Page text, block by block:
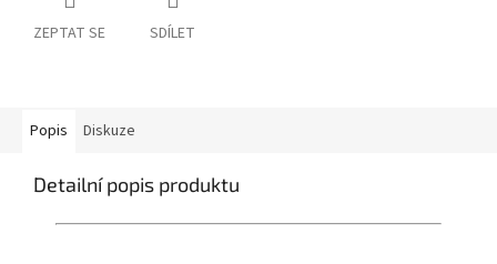
ZEPTAT SE SDÍLET
Popis Diskuze
Detailní popis produktu